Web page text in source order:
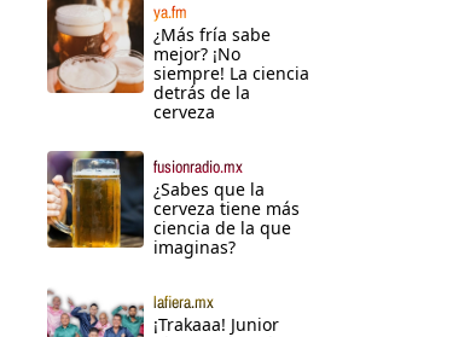
ya.fm
¿Más fría sabe
mejor? ¡No
siempre! La ciencia
detrás de la
cerveza
fusionradio.mx
¿Sabes que la
cerveza tiene más
ciencia de la que
imaginas?
lafiera.mx
¡Trakaaa! Junior